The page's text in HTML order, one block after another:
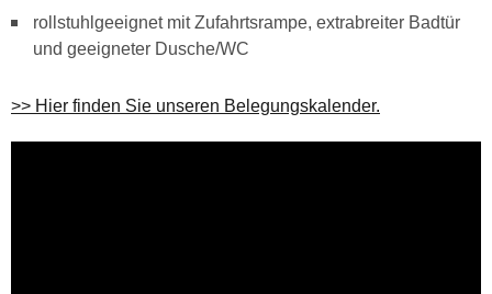
rollstuhlgeeignet mit Zufahrtsrampe, extrabreiter Badtür
und geeigneter Dusche/WC
>> Hier finden Sie unseren Belegungskalender.